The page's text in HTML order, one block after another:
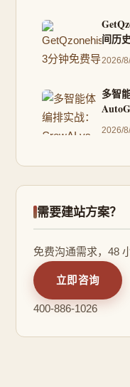
间历
2026/
多智
2026/
需要建站方案？
免费沟通需求，48
立即咨询
400-886-1026